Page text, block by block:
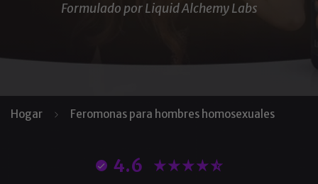
Formulado por Liquid Alchemy Labs
Hogar Feromonas para hombres homosexuales
4.6